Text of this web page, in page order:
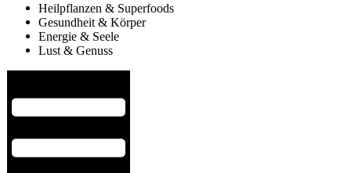
Heilpflanzen & Superfoods
Gesundheit & Körper
Energie & Seele
Lust & Genuss